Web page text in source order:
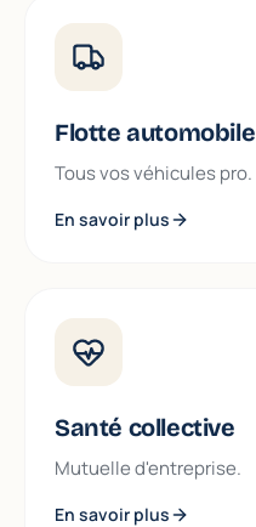
Flotte automobile
Tous vos véhicules pro.
En savoir plus
Santé collective
Mutuelle d'entreprise.
En savoir plus